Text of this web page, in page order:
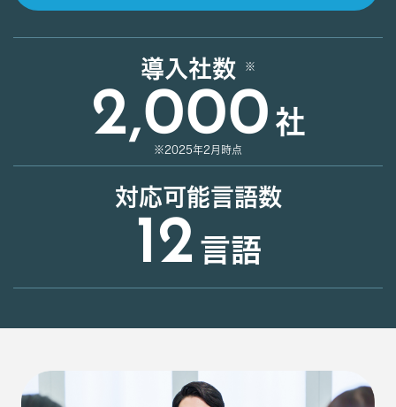
導入社数
2,000 社
※2025年2月時点
対応可能言語数
12 言語